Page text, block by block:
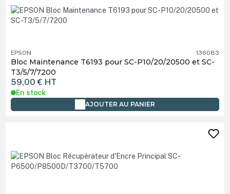
EPSON 136083
Bloc Maintenance T6193 pour SC-P10/20/20500 et SC-
T3/5/7/7200
59,00 € HT
En stock
AJOUTER AU PANIER